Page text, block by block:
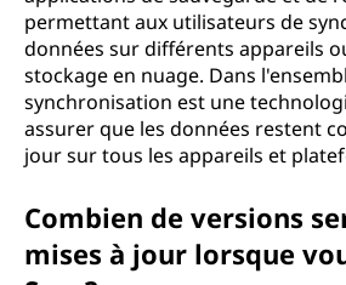
permettant aux utilisateurs de
données sur différents appareils
stockage en nuage. Dans
synchronisation est une
assurer que les données restent
jour sur tous les appareils et
Combien de versions
mises à jour lorsque